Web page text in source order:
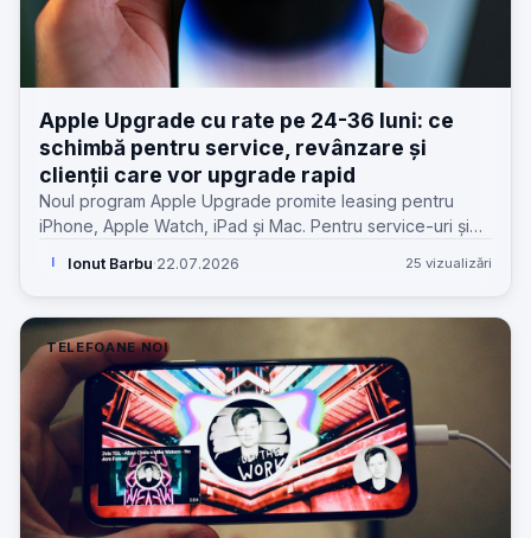
Apple Upgrade cu rate pe 24-36 luni: ce
schimbă pentru service, revânzare și
clienții care vor upgrade rapid
Noul program Apple Upgrade promite leasing pentru
iPhone, Apple Watch, iPad și Mac. Pentru service-uri și
și cost total.
I Ionut Barbu·22.07.2026 25 vizualizări
TELEFOANE NOI